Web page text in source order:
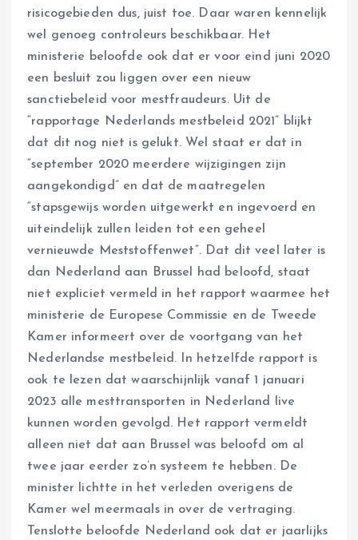
risicogebieden dus, juist toe. Daar waren kennelijk
wel genoeg controleurs beschikbaar. Het
ministerie beloofde ook dat er voor eind juni 2020
een besluit zou liggen over een nieuw
sanctiebeleid voor mestfraudeurs. Uit de
“rapportage Nederlands mestbeleid 2021” blijkt
dat dit nog niet is gelukt. Wel staat er dat in
“september 2020 meerdere wijzigingen zijn
aangekondigd” en dat de maatregelen
“stapsgewijs worden uitgewerkt en ingevoerd en
uiteindelijk zullen leiden tot een geheel
vernieuwde Meststoffenwet”. Dat dit veel later is
dan Nederland aan Brussel had beloofd, staat
niet expliciet vermeld in het rapport waarmee het
ministerie de Europese Commissie en de Tweede
Kamer informeert over de voortgang van het
Nederlandse mestbeleid. In hetzelfde rapport is
ook te lezen dat waarschijnlijk vanaf 1 januari
2023 alle mesttransporten in Nederland live
kunnen worden gevolgd. Het rapport vermeldt
alleen niet dat aan Brussel was beloofd om al
twee jaar eerder zo’n systeem te hebben. De
minister lichtte in het verleden overigens de
Kamer wel meermaals in over de vertraging.
Tenslotte beloofde Nederland ook dat er jaarlijks